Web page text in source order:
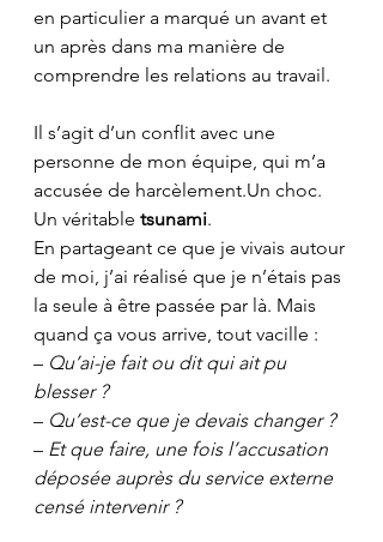
en particulier a marqué un avant et
un après dans ma manière de
comprendre les relations au travail.
Il s’agit d’un conflit avec une
personne de mon équipe, qui m’a
accusée de harcèlement.Un choc.
Un véritable tsunami.
En partageant ce que je vivais autour
de moi, j’ai réalisé que je n’étais pas
la seule à être passée par là. Mais
quand ça vous arrive, tout vacille :
– Qu’ai-je fait ou dit qui ait pu
blesser ?
– Qu’est-ce que je devais changer ?
– Et que faire, une fois l’accusation
déposée auprès du service externe
censé intervenir ?